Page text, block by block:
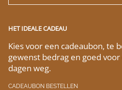
HET IDEALE CADEAU
Kies voor een cadeaubon, te
gewenst bedrag en goed
dagen weg.
CADEAUBON BESTELLEN